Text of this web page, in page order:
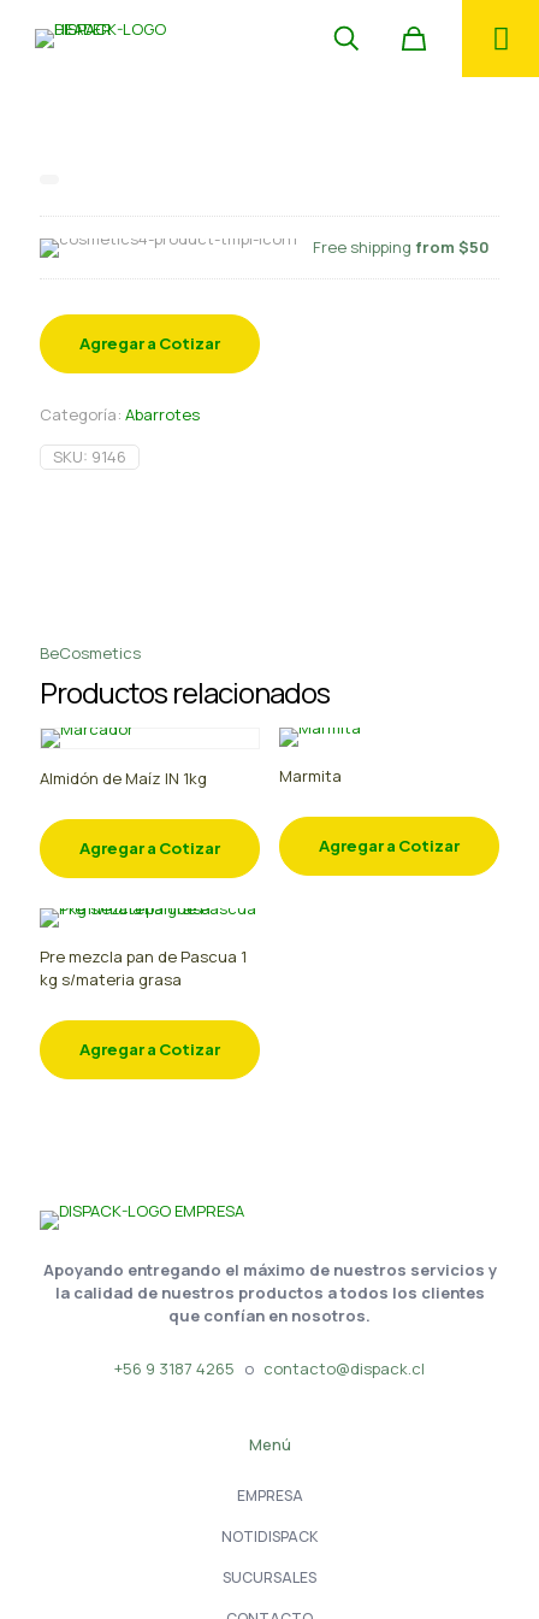
Free shipping from $50
Agregar a Cotizar
Categoría: Abarrotes
SKU: 9146
BeCosmetics
Productos relacionados
Almidón de Maíz IN 1kg
Agregar a Cotizar
Marmita
Agregar a Cotizar
Pre mezcla pan de Pascua 1
kg s/materia grasa
Agregar a Cotizar
Apoyando entregando el máximo de nuestros servicios y
la calidad de nuestros productos a todos los clientes
que confían en nosotros.
+56 9 3187 4265 o contacto@dispack.cl
Menú
EMPRESA
NOTIDISPACK
SUCURSALES